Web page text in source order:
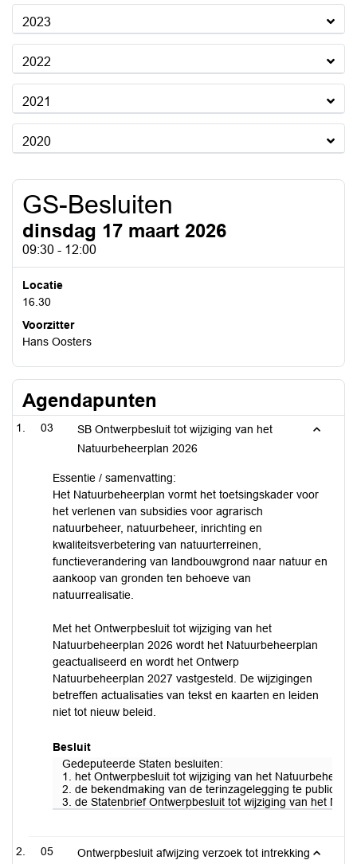
2023
2022
2021
2020
GS-Besluiten
dinsdag 17 maart 2026
09:30 - 12:00
Locatie
16.30
Voorzitter
Hans Oosters
Agendapunten
03
SB Ontwerpbesluit tot wijziging van het
Natuurbeheerplan 2026
Essentie / samenvatting:
Het Natuurbeheerplan vormt het toetsingskader voor
het verlenen van subsidies voor agrarisch
natuurbeheer, natuurbeheer, inrichting en
kwaliteitsverbetering van natuurterreinen,
functieverandering van landbouwgrond naar natuur en
aankoop van gronden ten behoeve van
natuurrealisatie.
Met het Ontwerpbesluit tot wijziging van het
Natuurbeheerplan 2026 wordt het Natuurbeheerplan
geactualiseerd en wordt het Ontwerp
Natuurbeheerplan 2027 vastgesteld. De wijzigingen
betreffen actualisaties van tekst en kaarten en leiden
niet tot nieuw beleid.
Besluit
Gedeputeerde Staten besluiten:
1. het Ontwerpbesluit tot wijziging van het
2. de bekendmaking van de terinzagelegging te
3. de Statenbrief Ontwerpbesluit tot wijziging van het
05
Ontwerpbesluit afwijzing verzoek tot intrekking